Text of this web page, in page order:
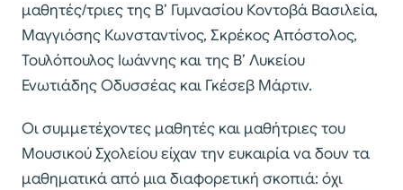
μαθητές/τριες της Β’ Γυμνασίου Κοντοβά Βασιλεία,
Μαγγιόσης Κωνσταντίνος, Σκρέκος Απόστολος,
Τουλόπουλος Ιωάννης και της Β’ Λυκείου
Ενωτιάδης Οδυσσέας και Γκέσεβ Μάρτιν.
Οι συμμετέχοντες μαθητές και μαθήτριες του
Μουσικού Σχολείου είχαν την ευκαιρία να δουν τα
μαθηματικά από μια διαφορετική σκοπιά: όχι